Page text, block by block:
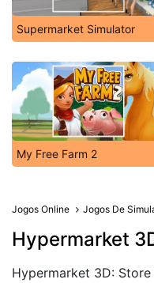
Supermarket Simulator
My Free Farm 2
Jogos Online Jogos De
Hypermarket
Hypermarket 3D: